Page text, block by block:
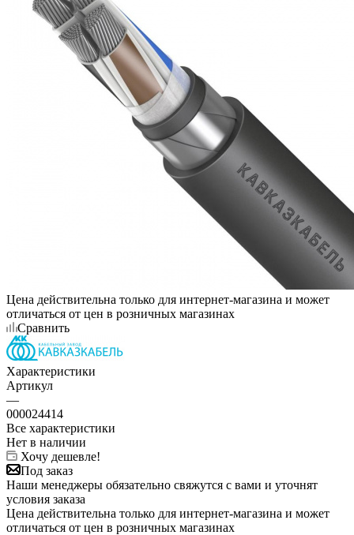
Цена действительна только для интернет-магазина и может
отличаться от цен в розничных магазинах
Сравнить
Характеристики
Артикул
—
000024414
Все характеристики
Нет в наличии
Хочу дешевле!
Под заказ
Наши менеджеры обязательно свяжутся с вами и уточнят
условия заказа
Цена действительна только для интернет-магазина и может
отличаться от цен в розничных магазинах